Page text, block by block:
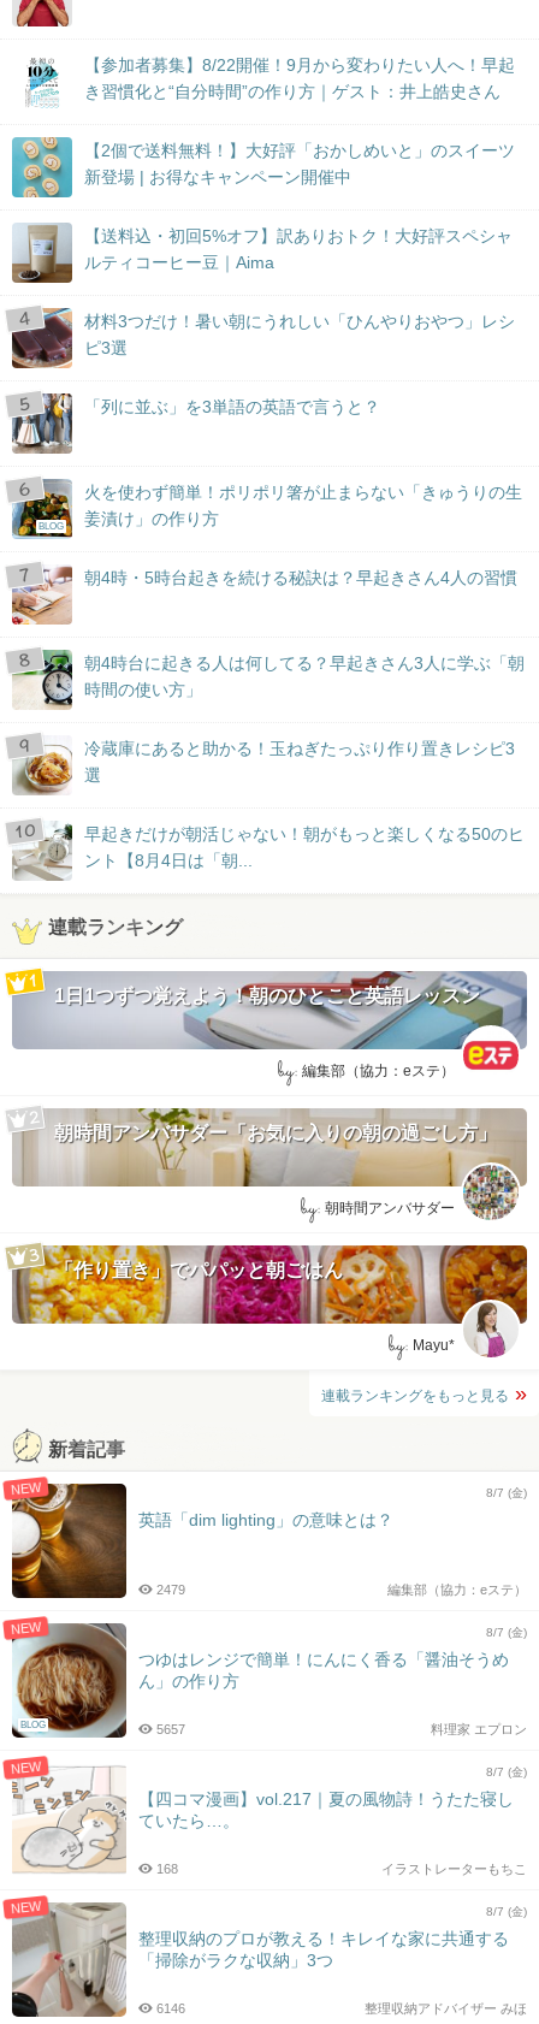
【参加者募集】8/22開催！9月から変わりたい人へ！早起
き習慣化と“自分時間”の作り方｜ゲスト：井上皓史さん
【2個で送料無料！】大好評「おかしめいと」のスイーツ
新登場 | お得なキャンペーン開催中
【送料込・初回5%オフ】訳ありおトク！大好評スペシャ
ルティコーヒー豆｜Aima
材料3つだけ！暑い朝にうれしい「ひんやりおやつ」レシ
ピ3選
「列に並ぶ」を3単語の英語で言うと？
BLOG
火を使わず簡単！ポリポリ箸が止まらない「きゅうりの生
姜漬け」の作り方
朝4時・5時台起きを続ける秘訣は？早起きさん4人の習慣
朝4時台に起きる人は何してる？早起きさん3人に学ぶ「朝
時間の使い方」
冷蔵庫にあると助かる！玉ねぎたっぷり作り置きレシピ3
選
早起きだけが朝活じゃない！朝がもっと楽しくなる50のヒ
ント【8月4日は「朝...
連載ランキング
1日1つずつ覚えよう！朝のひとこと英語レッスン
by: 編集部（協力：eステ）
朝時間アンバサダー「お気に入りの朝の過ごし方」
by: 朝時間アンバサダー
「作り置き」でパパッと朝ごはん
by: Mayu*
連載ランキングをもっと見る
新着記事
NEW 8/7 (金)
英語「dim lighting」の意味とは？
編集部（協力：eステ）
2479
NEW
BLOG
8/7 (金)
つゆはレンジで簡単！にんにく香る「醤油そうめ
ん」の作り方
料理家 エプロン
5657
NEW 8/7 (金)
【四コマ漫画】vol.217｜夏の風物詩！うたた寝し
ていたら…。
イラストレーターもちこ
168
NEW 8/7 (金)
整理収納のプロが教える！キレイな家に共通する
「掃除がラクな収納」3つ
整理収納アドバイザー みほ
6146